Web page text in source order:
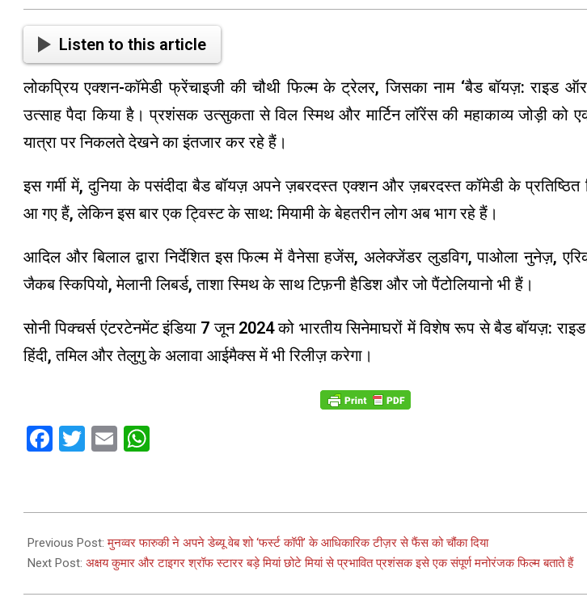
Listen to this article
लोकप्रिय एक्शन-कॉमेडी फ्रेंचाइजी की चौथी फिल्म के ट्रेलर, जिसका नाम ‘बैड बॉयज़: राइड
उत्साह पैदा किया है। प्रशंसक उत्सुकता से विल स्मिथ और मार्टिन लॉरेंस की महाकाव्य जोड़ी को
यात्रा पर निकलते देखने का इंतजार कर रहे हैं।
इस गर्मी में, दुनिया के पसंदीदा बैड बॉयज़ अपने ज़बरदस्त एक्शन और ज़बरदस्त कॉमेडी के
आ गए हैं, लेकिन इस बार एक ट्विस्ट के साथ: मियामी के बेहतरीन लोग अब भाग रहे हैं।
आदिल और बिलाल द्वारा निर्देशित इस फिल्म में वैनेसा हजेंस, अलेक्जेंडर लुडविग, पाओला नुनेज़,
जैकब स्किपियो, मेलानी लिबर्ड, ताशा स्मिथ के साथ टिफ़नी हैडिश और जो पैंटोलियानो भी हैं।
सोनी पिक्चर्स एंटरटेनमेंट इंडिया 7 जून 2024 को भारतीय सिनेमाघरों में विशेष रूप से बैड बॉयज़:
हिंदी, तमिल और तेलुगु के अलावा आईमैक्स में भी रिलीज़ करेगा।
Facebook
Twitter
Email
04-
11
Previous Post:मुनव्वर फारुकी ने अपने डेब्यू वेब शो ‘फर्स्ट कॉपी’ के आधिकारिक टीज़र से फैंस को चौंका दिया
Next Post: अक्षय कुमार और टाइगर श्रॉफ स्टारर बड़े मियां छोटे मियां से प्रभावित प्रशंसक इसे एक संपूर्ण मनोरंजक फिल्म बताते हैं